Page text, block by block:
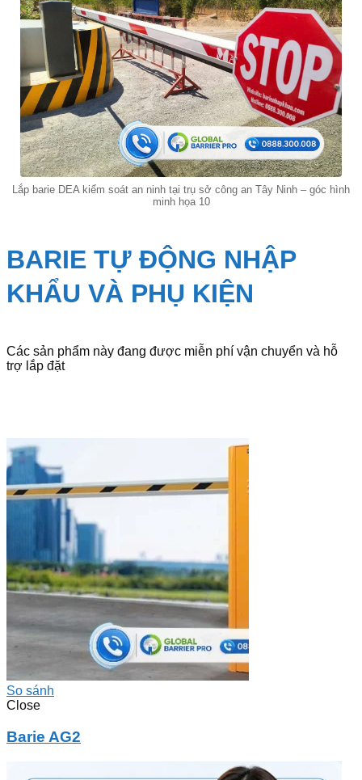
Lắp barie DEA kiểm soát an ninh tại trụ sở công an Tây Ninh – góc hình
minh họa 10
BARIE TỰ ĐỘNG NHẬP
KHẨU VÀ PHỤ KIỆN
Các sản phẩm này đang được miễn phí vận chuyển và hỗ
trợ lắp đặt
So sánh
Close
Barie AG2